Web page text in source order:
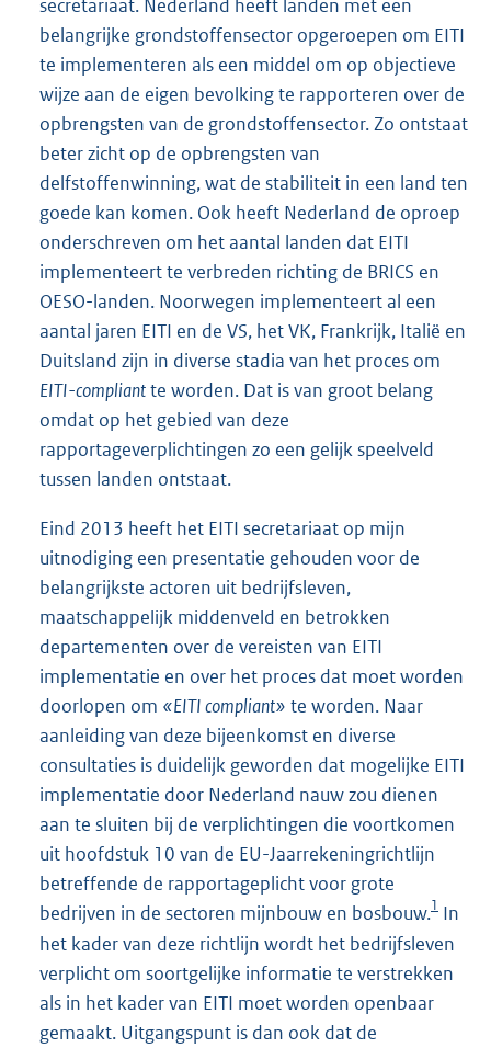
secretariaat. Nederland heeft landen met een
belangrijke grondstoffensector opgeroepen om EITI
te implementeren als een middel om op objectieve
wijze aan de eigen bevolking te rapporteren over de
opbrengsten van de grondstoffensector. Zo ontstaat
beter zicht op de opbrengsten van
delfstoffenwinning, wat de stabiliteit in een land ten
goede kan komen. Ook heeft Nederland de oproep
onderschreven om het aantal landen dat EITI
implementeert te verbreden richting de BRICS en
OESO-landen. Noorwegen implementeert al een
aantal jaren EITI en de VS, het VK, Frankrijk, Italië en
Duitsland zijn in diverse stadia van het proces om
EITI-compliantte worden. Dat is van groot belang
omdat op het gebied van deze
rapportageverplichtingen zo een gelijk speelveld
tussen landen ontstaat.
Eind 2013 heeft het EITI secretariaat op mijn
uitnodiging een presentatie gehouden voor de
belangrijkste actoren uit bedrijfsleven,
maatschappelijk middenveld en betrokken
departementen over de vereisten van EITI
implementatie en over het proces dat moet worden
doorlopen om «EITI compliant» te worden. Naar
aanleiding van deze bijeenkomst en diverse
consultaties is duidelijk geworden dat mogelijke EITI
implementatie door Nederland nauw zou dienen
aan te sluiten bij de verplichtingen die voortkomen
uit hoofdstuk 10 van de EU-Jaarrekeningrichtlijn
betreffende de rapportageplicht voor grote
bedrijven in de sectoren mijnbouw en bosbouw.1 In
het kader van deze richtlijn wordt het bedrijfsleven
verplicht om soortgelijke informatie te verstrekken
als in het kader van EITI moet worden openbaar
gemaakt. Uitgangspunt is dan ook dat de